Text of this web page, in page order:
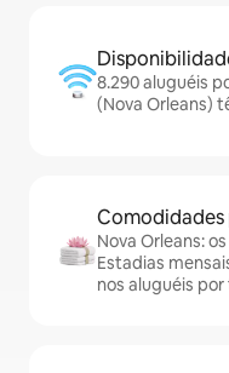
8.290 aluguéis
(Nova Orleans)
Comodidades
Nova Orleans:
Estadias
nos aluguéis